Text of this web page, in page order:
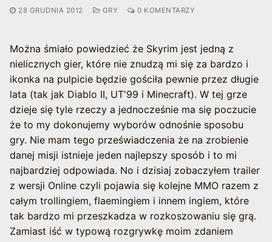
28 GRUDNIA 2012 GRY 0 KOMENTARZY
Można śmiało powiedzieć że Skyrim jest jedną z
nielicznych gier, które nie znudzą mi się za bardzo i
ikonka na pulpicie będzie gościła pewnie przez długie
lata (tak jak Diablo II, UT'99 i Minecraft). W tej grze
dzieje się tyle rzeczy a jednocześnie ma się poczucie
że to my dokonujemy wyborów odnośnie sposobu
gry. Nie mam tego przeświadczenia że na zrobienie
danej misji istnieje jeden najlepszy sposób i to mi
najbardziej odpowiada. No i dzisiaj zobaczyłem trailer
z wersji Online czyli pojawia się kolejne MMO razem z
całym trollingiem, flaemingiem i innem ingiem, które
tak bardzo mi przeszkadza w rozkoszowaniu się grą.
Zamiast iść w typową rozgrywkę moim zdaniem